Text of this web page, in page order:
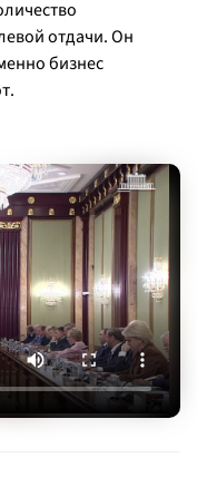
отдачи. Он
бизнес